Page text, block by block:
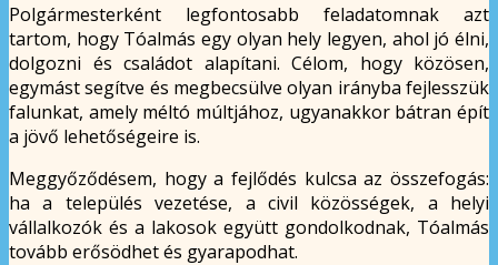
Polgármesterként legfontosabb feladatomnak azt
tartom, hogy Tóalmás egy olyan hely legyen, ahol jó élni,
dolgozni és családot alapítani. Célom, hogy közösen,
egymást segítve és megbecsülve olyan irányba fejlesszük
falunkat, amely méltó múltjához, ugyanakkor bátran épít
a jövő lehetőségeire is.
Meggyőződésem, hogy a fejlődés kulcsa az összefogás:
ha a település vezetése, a civil közösségek, a helyi
vállalkozók és a lakosok együtt gondolkodnak, Tóalmás
tovább erősödhet és gyarapodhat.